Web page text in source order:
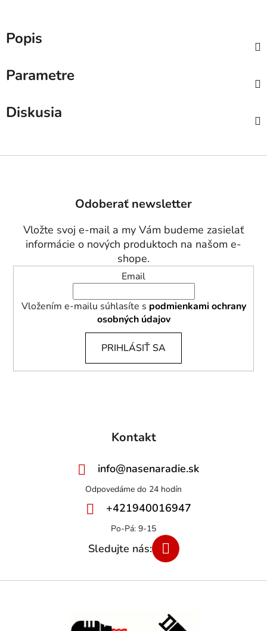
Popis
Parametre
Diskusia
Odoberať newsletter
Vložte svoj e-mail a my Vám budeme zasielať
informácie o nových produktoch na našom e-
shope.
Email
Vložením e-mailu súhlasíte s podmienkami ochrany
osobných údajov
PRIHLÁSIŤ SA
Kontakt
info@nasenaradie.sk
+421940016947